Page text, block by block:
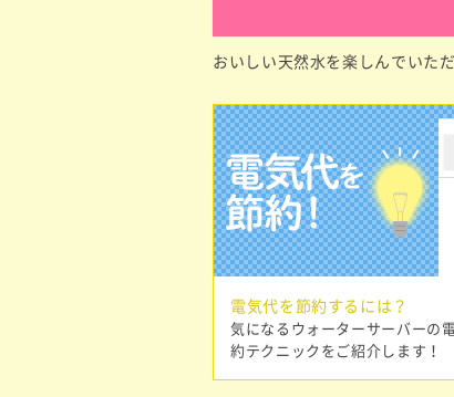
おいしい天然水を楽しんでいた
電気代を節約するには？
気になるウォーターサーバーの
約テクニックをご紹介します！